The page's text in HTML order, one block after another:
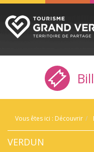
A VOIR /
INFOS
Vous êtes ici : Découvrir
VERDUN